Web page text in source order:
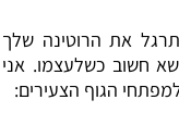
את הרוטינה שלך
חשוב כשלעצמו. אני
הגוף הצעירים: